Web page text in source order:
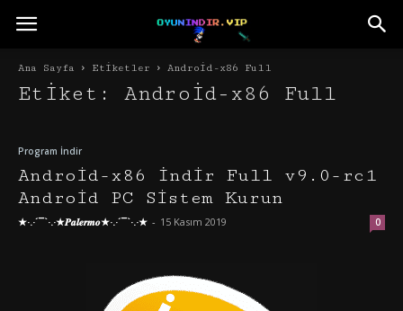
Ana Sayfa Etiketler Android-x86 Full
Etiket: Android-x86 Full
Program İndir
Android-x86 İndir Full v9.0-rc1
Android PC Sistem Kurun
★·.·´¯`·.·★𝑷𝒂𝒍𝒆𝒓𝒎𝒐★·.·´¯`·.·★ - 15 Kasım 2019 0